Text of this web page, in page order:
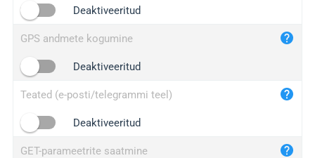
iplogger.infoDeaktiveeritud
GPS andmete kogumine
Deaktiveeritud
Teated (e-posti/telegrammi teel)
Deaktiveeritud
GET-parameetrite saatmine